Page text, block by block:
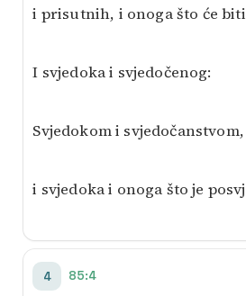
i prisutnih, i onoga što će
I svjedoka i svjedočenog:
Svjedokom i svjedočanstvom,
i svjedoka i onoga što je
4 85:4